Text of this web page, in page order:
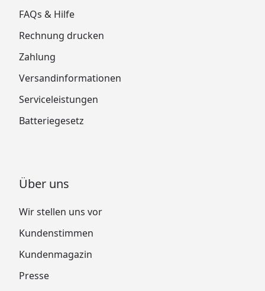
FAQs & Hilfe
Rechnung drucken
Zahlung
Versandinformationen
Serviceleistungen
Batteriegesetz
Über uns
Wir stellen uns vor
Kundenstimmen
Kundenmagazin
Presse